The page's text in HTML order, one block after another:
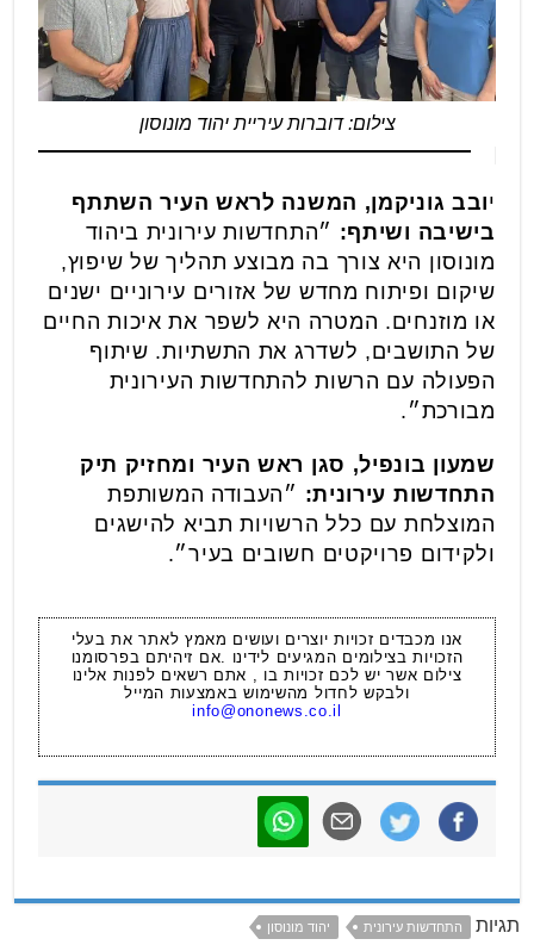
צילום: דוברות עיריית יהוד מונוסון
יובב גוניקמן, המשנה לראש העיר השתתף
בישיבה ושיתף: ״התחדשות עירונית ביהוד
מונוסון היא צורך בה מבוצע תהליך של שיפוץ,
שיקום ופיתוח מחדש של אזורים עירוניים ישנים
או מוזנחים. המטרה היא לשפר את איכות החיים
של התושבים, לשדרג את התשתיות. שיתוף
הפעולה עם הרשות להתחדשות העירונית
מבורכת״.
שמעון בונפיל, סגן ראש העיר ומחזיק תיק
התחדשות עירונית: ״העבודה המשותפת
המוצלחת עם כלל הרשויות תביא להישגים
ולקידום פרויקטים חשובים בעיר״.
אנו מכבדים זכויות יוצרים ועושים מאמץ לאתר את בעלי
הזכויות בצילומים המגיעים לידינו .אם זיהיתם בפרסומנו
צילום אשר יש לכם זכויות בו , אתם רשאים לפנות אלינו
ולבקש לחדול מהשימוש באמצעות המייל
info@ononews.co.il
תגיות התחדשות עירונית יהוד מונוסון